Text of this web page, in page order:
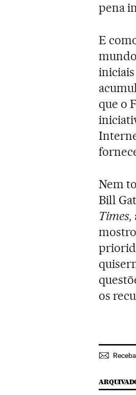
pena
E
que o
Nem
Bill
Times,
os